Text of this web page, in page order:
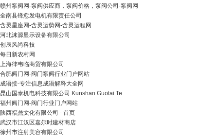
赣州泵阀网-泵阀供应商，泵阀价格，泵阀公司-泵阀网
全南县锋愈发电机有限责任公司
含灵星座网-含灵运势网-含灵运程网
河北涞源显示设备有限公司
创辰风尚科技
每日新农村网
上海律韦临商贸有限公司
合肥阀门网-阀门泵阀行业门户网站
成语接-专注信息成语解释大全网
昆山国泰机电科技有限公司 Kunshan Guotai Te
福州阀门网-阀门行业门户网站
陕西福鼎文化有限公司 - 首页
武汉市江汉区嘉尔时建材商店
徐州市注射美容有限公司